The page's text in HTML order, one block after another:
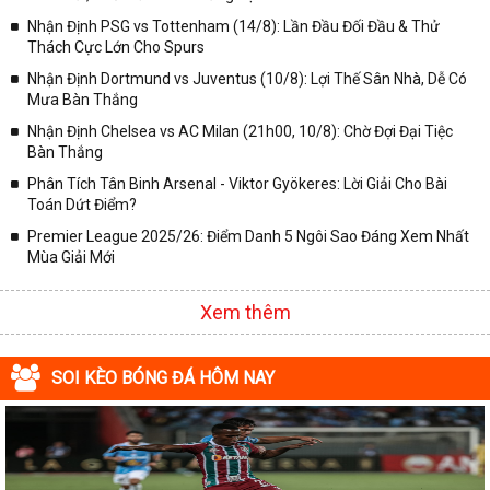
✓ VĐQG Đức;
✓ VĐQG Pháp;
✓ Liên Đoàn Anh;
✓ U23 Châu Á;
✓ Euro 2020;
✓ VLWC KV Châu Á;
✓ Các giải đấu bóng đá khác.
Vì vậy, đồng hành cùng với chuyên trang
sẽ không bỏ lỡ bất kỳ trận đấu bóng đá nào, đặc biệt là những trận
bóng siêu kinh điển tại các giải bóng đá lớn nhất trên Thế giới. Tại
đây, mọi người sẽ có thể khai thác thêm được rất nhiều những
thông tin liên quan đến trận đấu bóng đá sắp diễn ra như:
Nhận Định PSG vs Tottenham (14/8): Lần Đầu Đối Đầu & Thử
Thách Cực Lớn Cho Spurs
Nhận Định Dortmund vs Juventus (10/8): Lợi Thế Sân Nhà, Dễ Có
Mưa Bàn Thắng
Nhận Định Chelsea vs AC Milan (21h00, 10/8): Chờ Đợi Đại Tiệc
Bàn Thắng
Phân Tích Tân Binh Arsenal - Viktor Gyökeres: Lời Giải Cho Bài
Toán Dứt Điểm?
Premier League 2025/26: Điểm Danh 5 Ngôi Sao Đáng Xem Nhất
Mùa Giải Mới
Xem thêm
SOI KÈO BÓNG ĐÁ HÔM NAY